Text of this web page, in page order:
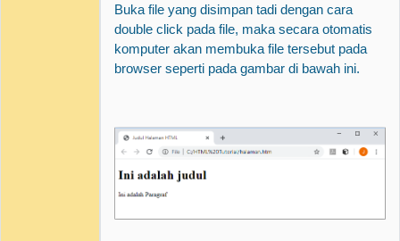
Buka file yang disimpan tadi dengan cara
double click pada file, maka secara otomatis
komputer akan membuka file tersebut pada
browser seperti pada gambar di bawah ini.